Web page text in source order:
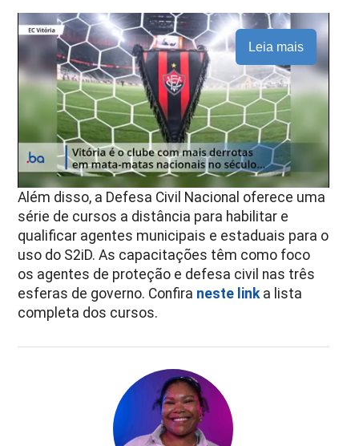
Leia mais
Além disso, a Defesa Civil Nacional oferece uma
série de cursos a distância para habilitar e
qualificar agentes municipais e estaduais para o
uso do S2iD. As capacitações têm como foco
os agentes de proteção e defesa civil nas três
esferas de governo. Confira neste link a lista
completa dos cursos.